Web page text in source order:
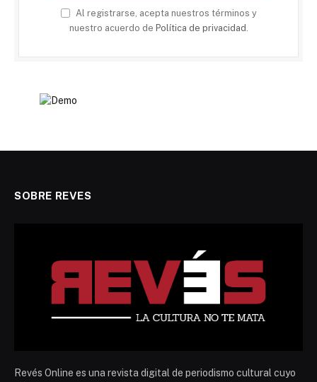
Al registrarse, acepta nuestros términos y
nuestro acuerdo de Política de privacidad
SOBRE REVES
Revés Online es una revista digital de periodismo cultural cuyo